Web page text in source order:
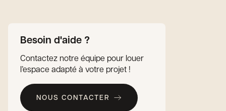
Besoin d'aide ?
Contactez notre équipe pour louer
l’espace adapté à votre projet !
NOUS CONTACTER